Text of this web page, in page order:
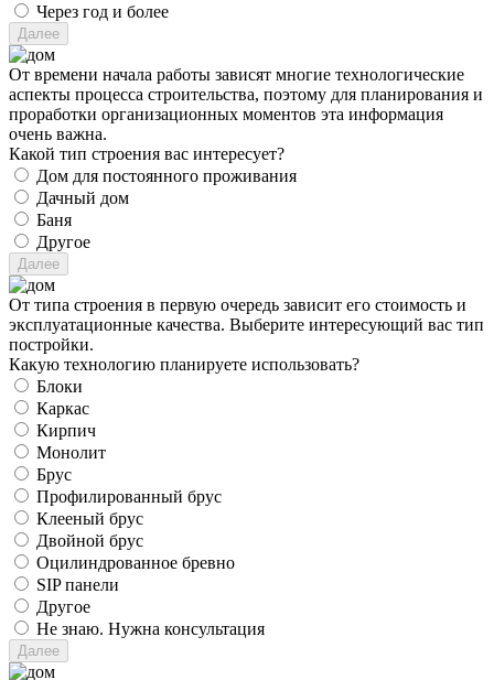
Через год и более
От времени начала работы зависят многие технологические
аспекты процесса строительства, поэтому для планирования и
проработки организационных моментов эта информация
очень важна.
Какой тип строения вас интересует?
Дом для постоянного проживания
Дачный дом
Баня
Другое
От типа строения в первую очередь зависит его стоимость и
эксплуатационные качества. Выберите интересующий вас тип
постройки.
Какую технологию планируете использовать?
Блоки
Каркас
Кирпич
Монолит
Брус
Профилированный брус
Клееный брус
Двойной брус
Оцилиндрованное бревно
SIP панели
Другое
Не знаю. Нужна консультация